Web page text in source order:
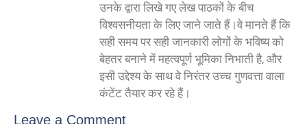
उनके द्वारा लिखे गए लेख पाठकों के बीच
विश्वसनीयता के लिए जाने जाते हैं।वे मानते हैं कि
सही समय पर सही जानकारी लोगों के भविष्य को
बेहतर बनाने में महत्वपूर्ण भूमिका निभाती है, और
इसी उद्देश्य के साथ वे निरंतर उच्च गुणवत्ता वाला
कंटेंट तैयार कर रहे हैं।
Leave a Comment